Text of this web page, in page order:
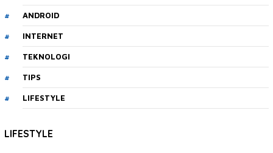
ANDROID
INTERNET
TEKNOLOGI
TIPS
LIFESTYLE
LIFESTYLE